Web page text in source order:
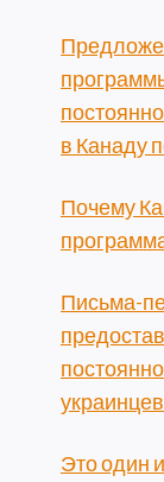
в Канаду
Почему
Письма-
Это один